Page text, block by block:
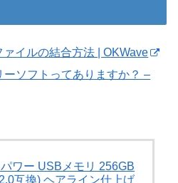
ァイルの結合方法 | OKWave
ーソフトってありますか？ –
ワー USBメモリ 256GB
互換) ヘアライン仕上げ